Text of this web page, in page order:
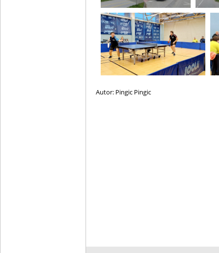
Autor: Pingic Pingic